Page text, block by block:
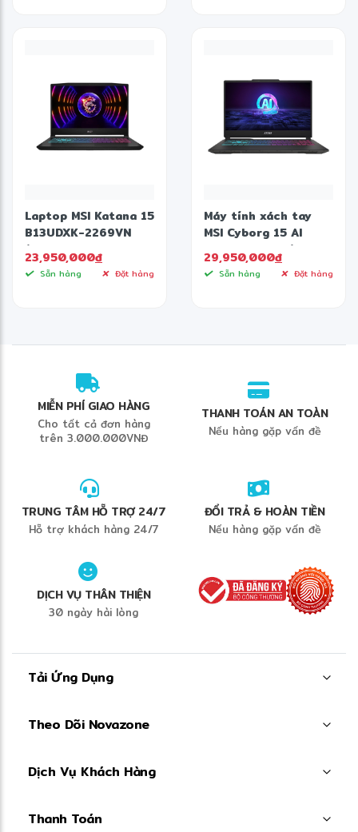
Laptop MSI Katana 15
B13UDXK-2269VN
(Intel Core i7-
13620H | RTX 3050
6GB | 15.6 inch FHD |
23,950,000đ
Sẵn hàng Đặt hàng
Máy tính xách tay
MSI Cyborg 15 AI
A1VEK 053VN (Intel
Core Ultra 7 155H |
16GB | 512GB | RTX
29,950,000đ
Sẵn hàng Đặt hàng
MIỄN PHÍ GIAO HÀNG
Cho tất cả đơn hàng
trên 3.000.000VNĐ
THANH TOÁN AN TOÀN
Nếu hàng gặp vấn đề
TRUNG TÂM HỖ TRỢ 24/7
Hỗ trợ khách hàng 24/7
ĐỔI TRẢ & HOÀN TIỀN
Nếu hàng gặp vấn đề
DỊCH VỤ THÂN THIỆN
30 ngày hài lòng
Tải Ứng Dụng
Theo Dõi Novazone
Dịch Vụ Khách Hàng
Thanh Toán